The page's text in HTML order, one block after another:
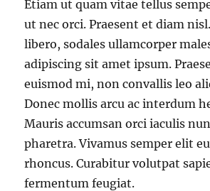
Etiam ut quam vitae tellus
ut nec orci. Praesent et diam
libero, sodales ullamcorper
adipiscing sit amet ipsum.
euismod mi, non convallis leo
Donec mollis arcu ac interdum
Mauris accumsan orci iaculis
pharetra. Vivamus semper elit
rhoncus. Curabitur volutpat
fermentum feugiat.